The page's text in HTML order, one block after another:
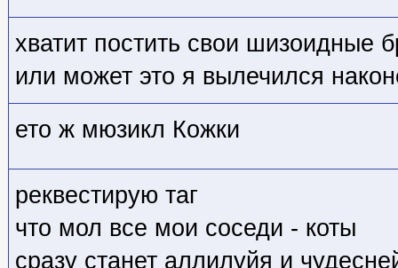
хватит постить свои шизоидные
или может это я вылечился
ето ж мюзикл Кожки
реквестирую таг
что мол все мои соседи - коты
сразу станет аллилуйя и